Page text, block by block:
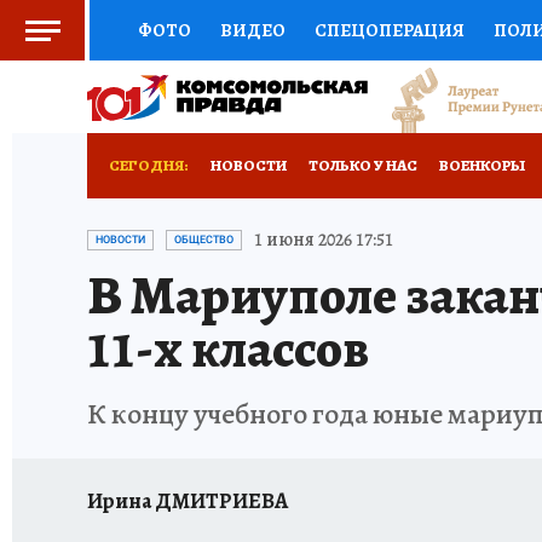
ФОТО ВИДЕО СПЕЦОПЕРАЦИЯ
СОЦПОДДЕРЖКА НАУКА СПОРТ
ДЕФИЦИТ ЖЕЛЕЗА
ГИД ПОТРЕБИТЕЛЯ
СЕГОДНЯ: НОВОСТИ ТОЛЬКО У НАС ВОЕНКОРЫ
НОВОРОССИЯ АФИША
НОВОСТИ ОБЩЕСТВО 1 июня 2026 17:51
В Мариуполе
11-х классов
К концу учебного года юные
Ирина ДМИТРИЕВА